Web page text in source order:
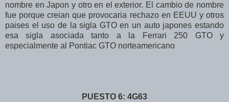
nombre en Japon y otro en el exterior. El cambio de nombre
fue porque creian que provocaria rechazo en EEUU y otros
paises el uso de la sigla GTO en un auto japones estando
esa sigla asociada tanto a la Ferrari 250 GTO y
especialmente al Pontiac GTO norteamericano
PUESTO 6: 4G63